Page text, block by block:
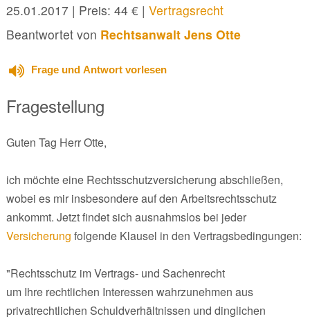
25.01.2017| Preis: 44 € | Vertragsrecht
Beantwortet von Rechtsanwalt Jens Otte
Frage und Antwort vorlesen
Fragestellung
Guten Tag Herr Otte,
ich möchte eine Rechtsschutzversicherung abschließen,
wobei es mir insbesondere auf den Arbeitsrechtsschutz
ankommt. Jetzt findet sich ausnahmslos bei jeder
Versicherung folgende Klausel in den Vertragsbedingungen:
"Rechtsschutz im Vertrags- und Sachenrecht
um Ihre rechtlichen Interessen wahrzunehmen aus
privatrechtlichen Schuldverhältnissen und dinglichen